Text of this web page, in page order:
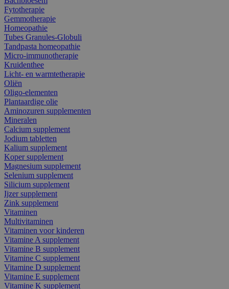
Fytotherapie
Gemmotherapie
Homeopathie
Tubes Granules-Globuli
Tandpasta homeopathie
Micro-immunotherapie
Kruidenthee
Licht- en warmtetherapie
Oliën
Oligo-elementen
Plantaardige olie
Aminozuren supplementen
Mineralen
Calcium supplement
Jodium tabletten
Kalium supplement
Koper supplement
Magnesium supplement
Selenium supplement
Silicium supplement
Ijzer supplement
Zink supplement
Vitaminen
Multivitaminen
Vitaminen voor kinderen
Vitamine A supplement
Vitamine B supplement
Vitamine C supplement
Vitamine D supplement
Vitamine E supplement
Vitamine K supplement